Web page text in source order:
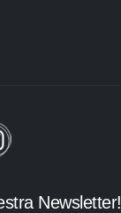
Newsletter!